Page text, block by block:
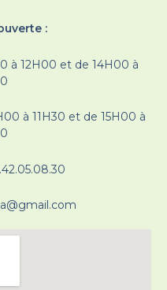
:
à 12H00 et de 14H00 à
à 11H30 et de 15H00 à